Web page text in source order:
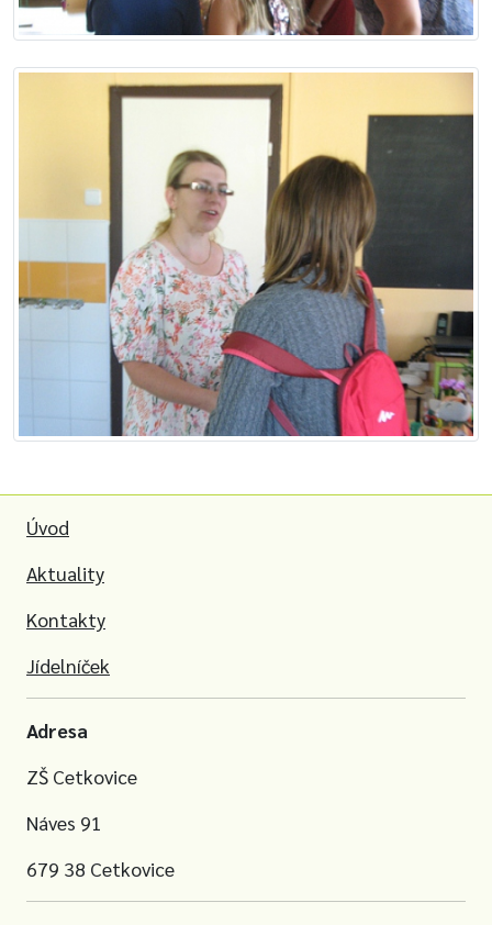
Úvod
Aktuality
Kontakty
Jídelníček
Adresa
ZŠ Cetkovice
Náves 91
679 38 Cetkovice